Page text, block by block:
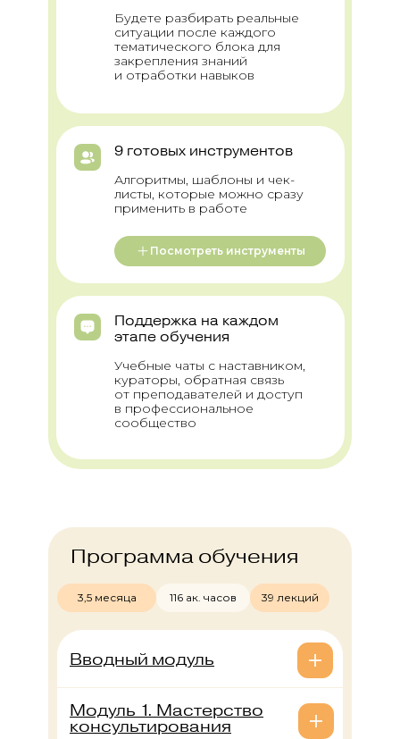
Будете разбирать реальные
ситуации после каждого
тематического блока для
закрепления знаний
и отработки навыков
Алгоритмы, шаблоны и чек-
листы, которые можно сразу
применить в работе
9 готовых инструментов
Учебные чаты с наставником,
кураторы, обратная связь
от преподавателей и доступ
в профессиональное
сообщество
Поддержка на каждом
этапе обучения
Посмотреть инструменты
Программа обучения
Вводный модуль
3,5 месяца 116 ак. часов 39 лекций
Модуль 1. Мастерство
консультирования
Программа
9 месяцев
80
уроков
210 часов лекций
1. Основы